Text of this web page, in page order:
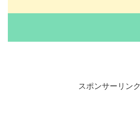
スポンサーリンク